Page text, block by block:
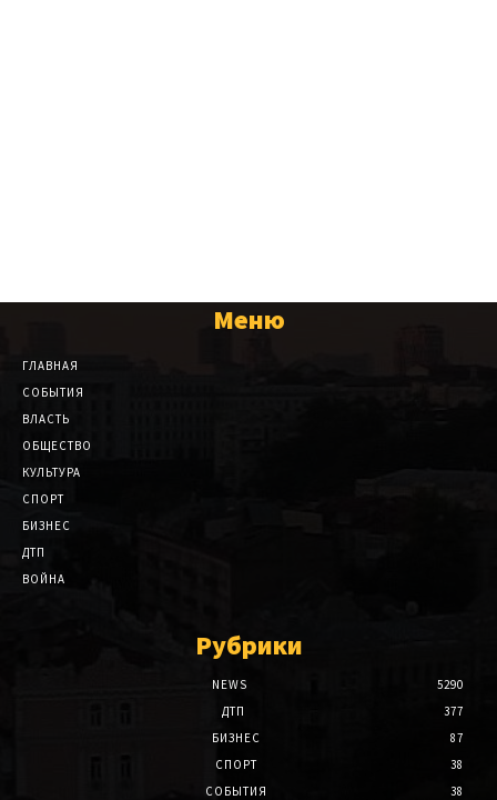
Меню
ГЛАВНАЯ
СОБЫТИЯ
ВЛАСТЬ
ОБЩЕСТВО
КУЛЬТУРА
СПОРТ
БИЗНЕС
ДТП
ВОЙНА
Рубрики
NEWS
5290
ДТП
377
БИЗНЕС
87
СПОРТ
38
СОБЫТИЯ
38